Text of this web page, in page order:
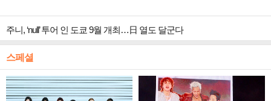
주니, ‘null’ 투어 인 도쿄 9월 개최…日 열도 달군다
스페셜